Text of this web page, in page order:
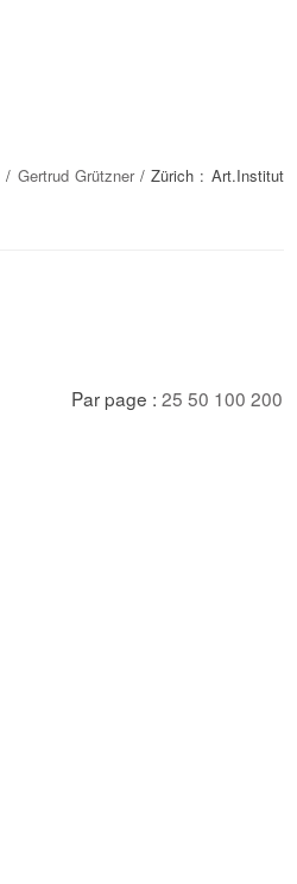
/ Gertrud Grützner/ Zürich : Art.Institut
Par page : 25 50 100 200